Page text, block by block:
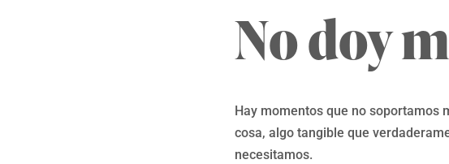
No doy
Hay momentos que no soportamos
cosa, algo tangible que
necesitamos.